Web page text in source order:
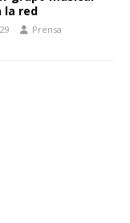
la red
Prensa